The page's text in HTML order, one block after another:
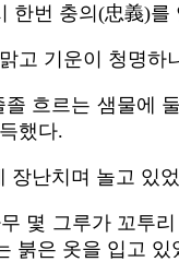
한번 충의(忠義)를
고 기운이 청명하
흐르는 샘물에
했다.
난치며 놀고 있
몇 그루가 꼬투
붉은 옷을 입고